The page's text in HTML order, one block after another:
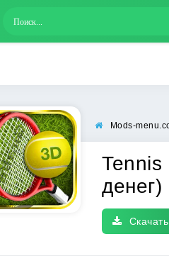
Mods-
денег)
Скачать